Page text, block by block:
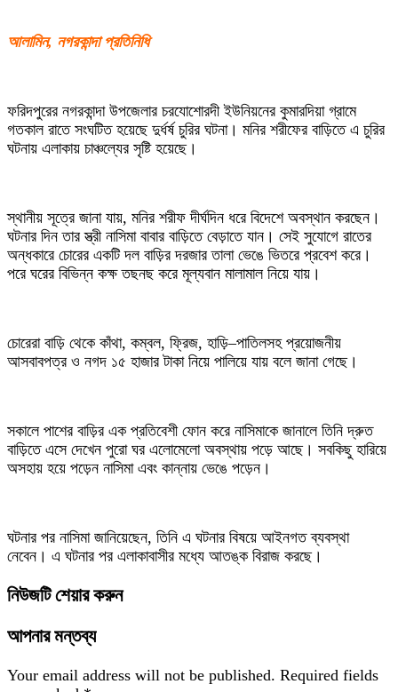
আলামিন, নগরকান্দা প্রতিনিধি
ফরিদপুরের নগরকান্দা উপজেলার চরযোশোরদী ইউনিয়নের কুমারদিয়া গ্রামে
গতকাল রাতে সংঘটিত হয়েছে দুর্ধর্ষ চুরির ঘটনা। মনির শরীফের বাড়িতে এ চুরির
ঘটনায় এলাকায় চাঞ্চল্যের সৃষ্টি হয়েছে।
স্থানীয় সূত্রে জানা যায়, মনির শরীফ দীর্ঘদিন ধরে বিদেশে অবস্থান করছেন।
ঘটনার দিন তার স্ত্রী নাসিমা বাবার বাড়িতে বেড়াতে যান। সেই সুযোগে রাতের
অন্ধকারে চোরের একটি দল বাড়ির দরজার তালা ভেঙে ভিতরে প্রবেশ করে।
পরে ঘরের বিভিন্ন কক্ষ তছনছ করে মূল্যবান মালামাল নিয়ে যায়।
চোরেরা বাড়ি থেকে কাঁথা, কম্বল, ফ্রিজ, হাড়ি–পাতিলসহ প্রয়োজনীয়
আসবাবপত্র ও নগদ ১৫ হাজার টাকা নিয়ে পালিয়ে যায় বলে জানা গেছে।
সকালে পাশের বাড়ির এক প্রতিবেশী ফোন করে নাসিমাকে জানালে তিনি দ্রুত
বাড়িতে এসে দেখেন পুরো ঘর এলোমেলো অবস্থায় পড়ে আছে। সবকিছু হারিয়ে
অসহায় হয়ে পড়েন নাসিমা এবং কান্নায় ভেঙে পড়েন।
ঘটনার পর নাসিমা জানিয়েছেন, তিনি এ ঘটনার বিষয়ে আইনগত ব্যবস্থা
নেবেন। এ ঘটনার পর এলাকাবাসীর মধ্যে আতঙ্ক বিরাজ করছে।
নিউজটি শেয়ার করুন
আপনার মন্তব্য
Your email address will not be published. Required fields